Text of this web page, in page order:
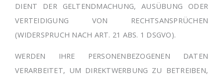
DIENT DER GELTENDMACHUNG, AUSÜBUNG ODER
VERTEIDIGUNG VON RECHTSANSPRÜCHEN
(WIDERSPRUCH NACH ART. 21 ABS. 1 DSGVO).
WERDEN IHRE PERSONENBEZOGENEN DATEN
VERARBEITET, UM DIREKTWERBUNG ZU BETREIBEN,